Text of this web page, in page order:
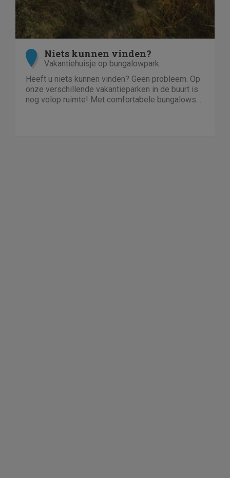
Niets kunnen vinden?
Vakantiehuisje op bungalowpark.
Heeft u niets kunnen vinden? Geen probleem. Op
onze verschillende vakantieparken in de buurt is
nog volop ruimte! Met comfortabele bungalows